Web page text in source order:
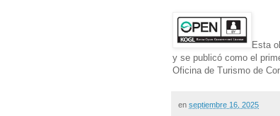
Esta
y se publicó como el
Oficina de Turismo de
en septiembre 16, 2025